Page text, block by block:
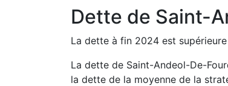
Dette de Saint-
La dette à fin 2024 est
La dette de Saint-Andeol-De-
la dette de la moyenne de la